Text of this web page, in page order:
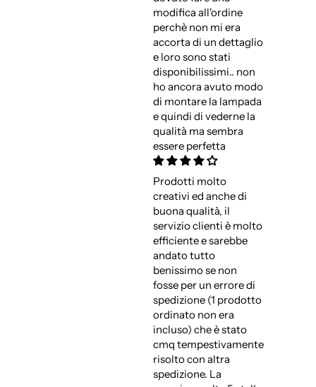
modifica all'ordine
perchè non mi era
accorta di un dettaglio
e loro sono stati
disponibilissimi.. non
ho ancora avuto modo
di montare la lampada
e quindi di vederne la
qualità ma sembra
essere perfetta
Prodotti molto
creativi ed anche di
buona qualità, il
servizio clienti è molto
efficiente e sarebbe
andato tutto
benissimo se non
fosse per un errore di
spedizione (1 prodotto
ordinato non era
incluso) che è stato
cmq tempestivamente
risolto con altra
spedizione. La